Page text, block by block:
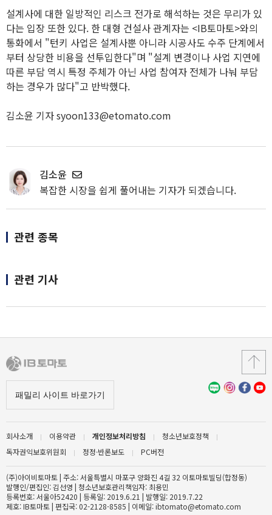
설계사에 대한 일방적인 리스크 전가로 해석하는 것은 무리가 있
다는 입장 또한 있다. 한 대형 건설사 관계자는 <IB토마토>와의
통화에서 "턴키 사업은 설계사뿐 아니라 시공사도 수주 단계에서
부터 상당한 비용을 선투입한다"며 "설계 변경이나 사업 지연에
따른 부담 역시 특정 주체가 아닌 사업 참여자 전체가 나눠 부담
하는 경우가 많다"고 반박했다.
김소윤 기자 syoon133@etomato.com
김소윤
복잡한 시장을 쉽게 풀어내는 기자가 되겠습니다.
관련 종목
관련 기사
회사소개 이용약관 개인정보처리방침
청소년보호정책
독자권익보호위원회
정정·반론보도 PC버전
(주)아이비토마토 | 주소: 서울특별시 마포구 양화진 4길 32 이토마토빌딩(합정동)
발행인/편집인: 김선영 | 청소년보호관리책임자: 최용민
등록번호: 서울아52420 | 등록일: 2019.6.21 | 발행일: 2019.7.22
제호: IB토마토 | 편집국: 02-2128-8585 | 이메일: ibtomato@etomato.com